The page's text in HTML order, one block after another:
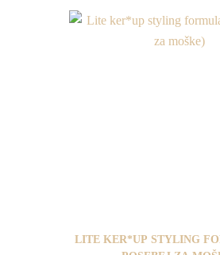
LITE KER*UP STYLING